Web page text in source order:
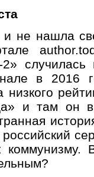
и не нашла
случилась
в 2016
и там он